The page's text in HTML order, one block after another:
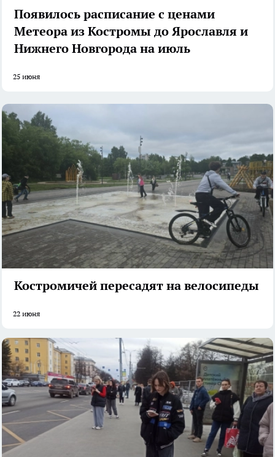
Появилось расписание с ценами
Метеора из Костромы до Ярославля и
Нижнего Новгорода на июль
25 июня
Костромичей пересадят на велосипеды
22 июня